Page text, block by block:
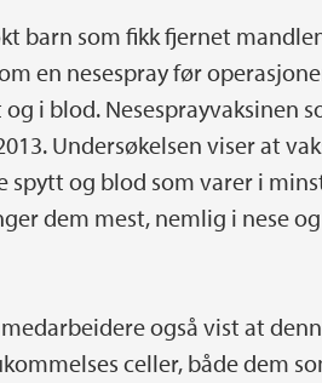
barn som fikk fjernet
en nesespray før
i blod. Nesesprayvaksinen
Undersøkelsen viser at
og blod som varer i
dem mest, nemlig i nese
også vist at
celler, både dem